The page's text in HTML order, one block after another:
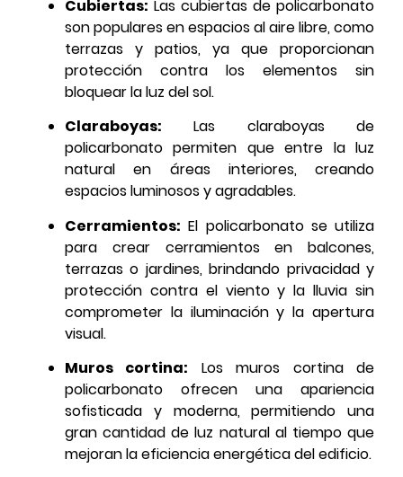
Cubiertas: Las cubiertas de policarbonato
son populares en espacios al aire libre, como
terrazas y patios, ya que proporcionan
protección contra los elementos sin
bloquear la luz del sol.
Claraboyas: Las claraboyas de
policarbonato permiten que entre la luz
natural en áreas interiores, creando
espacios luminosos y agradables.
Cerramientos: El policarbonato se utiliza
para crear cerramientos en balcones,
terrazas o jardines, brindando privacidad y
protección contra el viento y la lluvia sin
comprometer la iluminación y la apertura
visual.
Muros cortina: Los muros cortina de
policarbonato ofrecen una apariencia
sofisticada y moderna, permitiendo una
gran cantidad de luz natural al tiempo que
mejoran la eficiencia energética del edificio.